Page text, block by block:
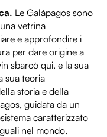
Le Galápagos sono
vetrina
e approfondire i
per dare origine a
sbarcò qui, e la sua
sua teoria
storia e della
guidata da un
caratterizzato
nel mondo.